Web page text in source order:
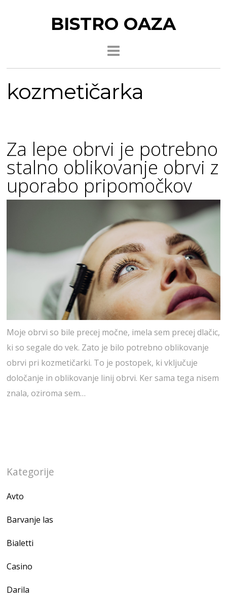
BISTRO OAZA
kozmetičarka
Za lepe obrvi je potrebno
stalno oblikovanje obrvi z
uporabo pripomočkov
Moje obrvi so bile precej močne, imela sem precej dlačic,
ki so segale do vek. Zato je bilo potrebno oblikovanje
obrvi pri kozmetičarki. To je postopek, ki vključuje
določanje in oblikovanje linij obrvi. Ker sama tega nisem
znala, oziroma sem…
Kategorije
Avto
Barvanje las
Bialetti
Casino
Darila